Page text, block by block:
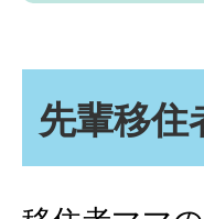
先輩移住